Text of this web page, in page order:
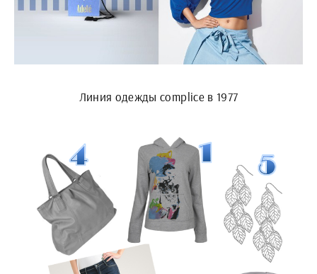
Линия одежды complice в 1977